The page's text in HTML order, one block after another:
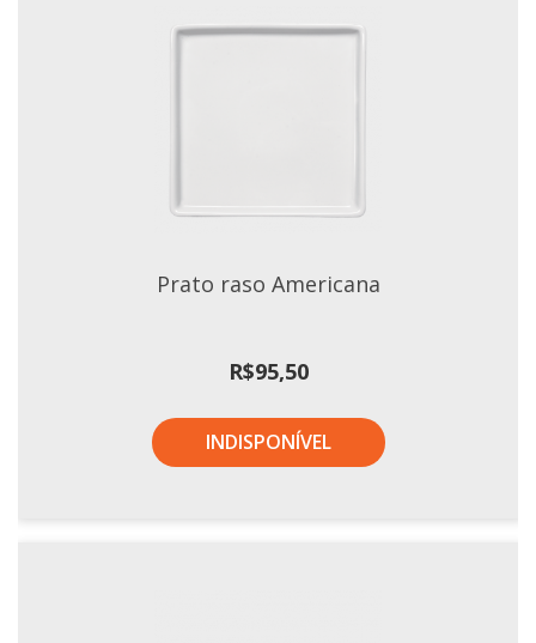
Prato raso Americana
R$95,50
INDISPONÍVEL